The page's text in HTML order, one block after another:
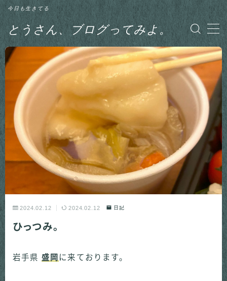
とうさん、ブログってみよ。
今日も生きてる
MENU
グルメ
日記
釣り
2024.02.12 2024.02.12 日記
ひっつみ。
岩手県 盛岡 に来ております。